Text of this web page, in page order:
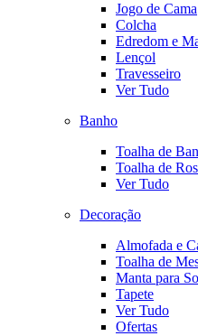
Jogo de Cama
Colcha
Edredom e
Lençol
Travesseiro
Ver Tudo
Banho
Toalha de
Toalha de
Ver Tudo
Decoração
Almofada e
Toalha de
Manta para
Tapete
Ver Tudo
Ofertas